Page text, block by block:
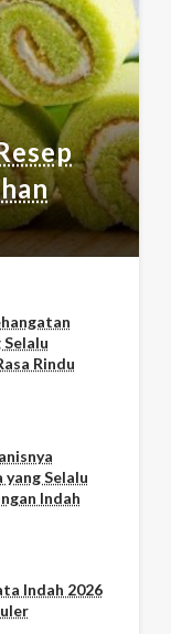
Selalu
Rindu
yang Selalu
Indah
Indah 2026